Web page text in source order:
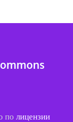
по лицензии